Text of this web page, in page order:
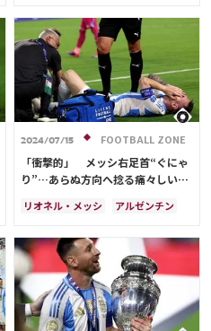
2024/07/15 FOOTBALL ZONE
「衝撃的」 メッシ右足首“ぐにゃ
り”…あらぬ方向へ捻る痛々しい瞬
リオネル・メッシ
アルゼンチン